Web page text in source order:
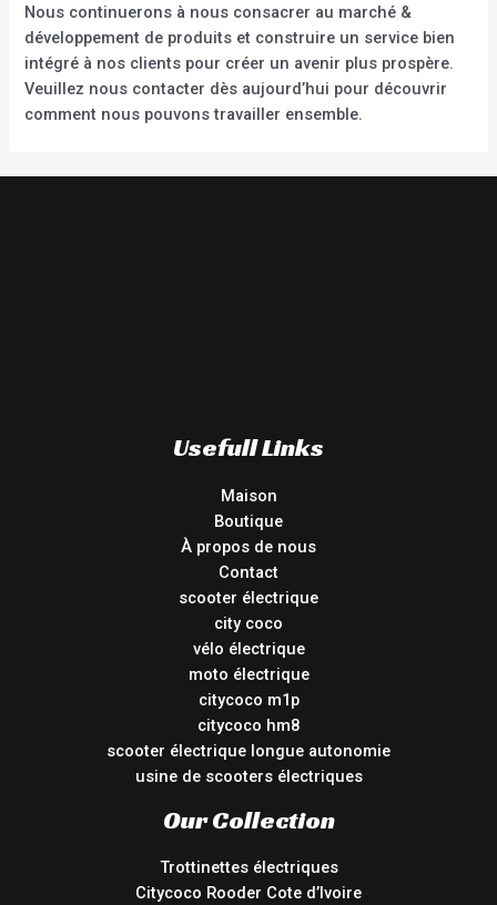
Nous continuerons à nous consacrer au marché &
développement de produits et construire un service bien
intégré à nos clients pour créer un avenir plus prospère.
Veuillez nous contacter dès aujourd’hui pour découvrir
comment nous pouvons travailler ensemble.
Usefull Links
Maison
Boutique
À propos de nous
Contact
scooter électrique
city coco
vélo électrique
moto électrique
citycoco m1p
citycoco hm8
scooter électrique longue autonomie
usine de scooters électriques
Our Collection
Trottinettes électriques
Citycoco Rooder Cote d’Ivoire